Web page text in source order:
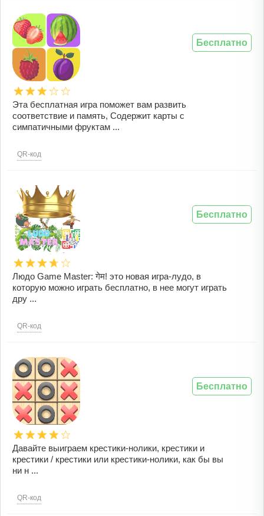
Эта бесплатная игра поможет вам развить
соответствие и память, Содержит карты с
симпатичными фруктам ...
QR-код
Бесплатно
Людо Game Master: गेम! это новая игра-лудо, в
которую можно играть бесплатно, в нее могут играть
дру ...
QR-код
Бесплатно
Давайте выиграем крестики-нолики, крестики и
крестики / крестики или крестики-нолики, как бы вы
ни н ...
QR-код
Бесплатно